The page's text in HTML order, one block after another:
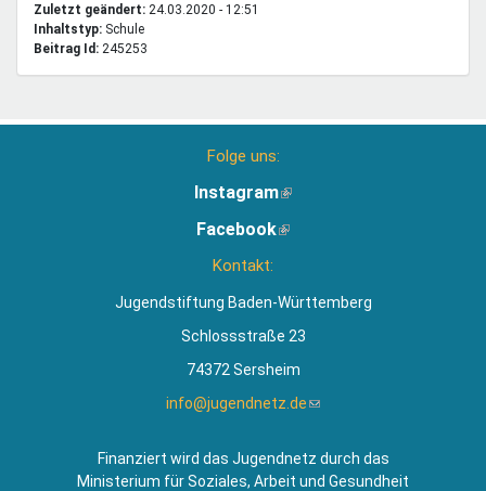
Zuletzt geändert: 24.03.2020 - 12:51
Inhaltstyp:
schule
Beitrag Id: 245253
Folge uns:
Instagram(Link
extern)
Facebook(Link
Kontakt:
Jugendstiftung Baden-Württemberg
Schlossstraße 23
74372 Sersheim
info@jugendnetz.de(Link
Mail)
Finanziert wird das Jugendnetz durch das
Ministerium für Soziales, Arbeit und Gesundheit